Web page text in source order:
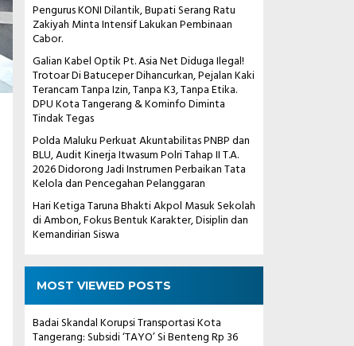
Pengurus KONI Dilantik, Bupati Serang Ratu
Zakiyah Minta Intensif Lakukan Pembinaan
Cabor.
Galian Kabel Optik Pt. Asia Net Diduga Ilegal!
Trotoar Di Batuceper Dihancurkan, Pejalan Kaki
Terancam Tanpa Izin, Tanpa K3, Tanpa Etika.
DPU Kota Tangerang & Kominfo Diminta
Tindak Tegas
Polda Maluku Perkuat Akuntabilitas PNBP dan
BLU, Audit Kinerja Itwasum Polri Tahap II T.A.
2026 Didorong Jadi Instrumen Perbaikan Tata
Kelola dan Pencegahan Pelanggaran
Hari Ketiga Taruna Bhakti Akpol Masuk Sekolah
di Ambon, Fokus Bentuk Karakter, Disiplin dan
Kemandirian Siswa
MOST VIEWED POSTS
Badai Skandal Korupsi Transportasi Kota
Tangerang: Subsidi ‘TAYO’ Si Benteng Rp 36